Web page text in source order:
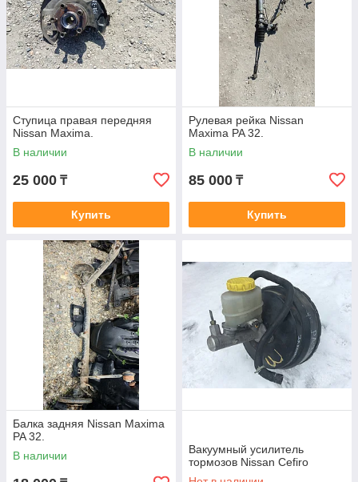
Ступица правая передняя
Nissan Maxima.
В наличии
25 000 ₸
Купить
Рулевая рейка Nissan
Maxima PA 32.
В наличии
85 000 ₸
Купить
Балка задняя Nissan Maxima
PA 32.
В наличии
Вакуумный усилитель
тормозов Nissan Cefiro